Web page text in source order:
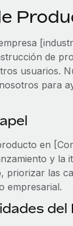
de
usuarios.
para
en
y la
priorizar las
empresarial.